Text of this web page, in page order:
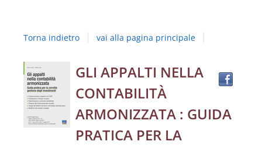
Campania
"Luigi
Vanvitelli"
Torna indietro vai alla pagina principale
Dettaglio
del
documento
GLI APPALTI NELLA
CONTABILITÀ
ARMONIZZATA : GUIDA
PRATICA PER LA